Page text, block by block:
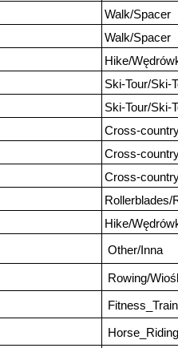
Walk/Spacer
Walk/Spacer
Hike/
Ski-Tour/Ski-
Ski-Tour/Ski-
Cross-
Cross-
Cross-
Rollerblades/
Hike/
Other/Inna
Rowing/